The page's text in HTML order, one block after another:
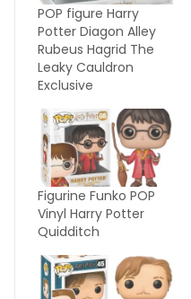
POP figure Harry
Potter Diagon Alley
Rubeus Hagrid The
Leaky Cauldron
Exclusive
Figurine Funko POP
Vinyl Harry Potter
Quidditch